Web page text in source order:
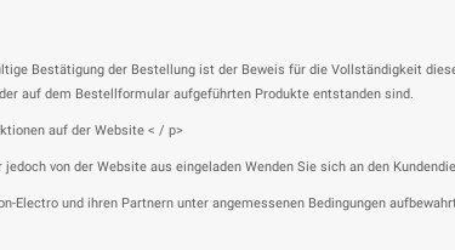
Bestätigung der Bestellung ist der Beweis für die Vollständigkeit
auf dem Bestellformular aufgeführten Produkte entstanden sind.
auf der Website < / p>
von der Website aus eingeladen Wenden Sie sich an den
Electro und ihren Partnern unter angemessenen Bedingungen